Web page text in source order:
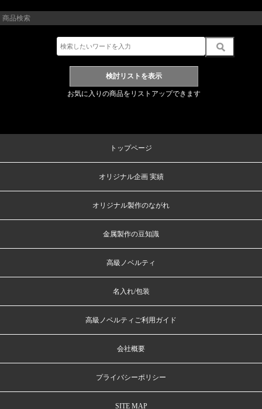
商品検索
お気に入りの商品をリストアップできます
トップページ
オリジナル企画 実績
オリジナル製作のながれ
金属製作の豆知識
高級ノベルティ
名入れ/包装
高級ノベルティご利用ガイド
会社概要
プライバシーポリシー
SITE MAP